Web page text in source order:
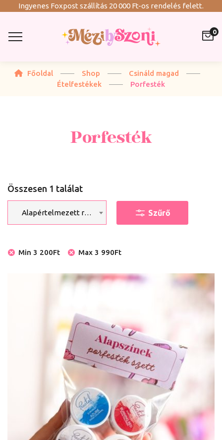
Ingyenes Foxpost szállítás 20 000 Ft-os rendelés felett.
0
Főoldal Shop
Csináld magad
Ételfestékek
Porfesték
Porfesték
Összesen 1 találat
Alapértelmezett rendezés Szűrő
Min 3 200Ft Max 3 990Ft